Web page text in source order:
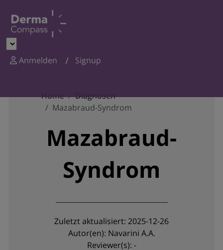
Anmelden Signup
Home
Diagnosen
Mazabraud-Syndrom
Mazabraud-
Syndrom
Zuletzt aktualisiert: 2025-12-26
Autor(en): Navarini A.A.
Reviewer(s): -